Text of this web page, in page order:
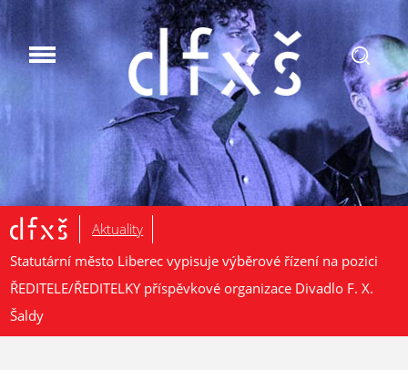
.
Aktuality
Statutární město Liberec vypisuje výběrové řízení na pozici
ŘEDITELE/ŘEDITELKY příspěvkové organizace Divadlo F. X.
Šaldy